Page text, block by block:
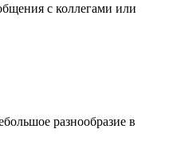
с коллегами или
разнообразие в